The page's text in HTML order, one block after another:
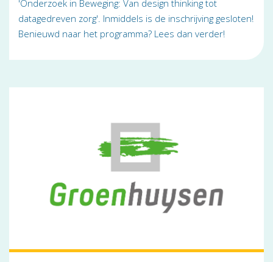
'Onderzoek in Beweging: Van design thinking tot
datagedreven zorg'. Inmiddels is de inschrijving gesloten!
Benieuwd naar het programma? Lees dan verder!